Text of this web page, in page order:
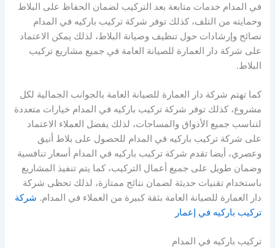
في المدام خدمات متابعة بعد التركيب لضمان الحفاظ على البلاط
وحمايته من التلف، كذلك توفر شركة تركيب باركيه في المدام
نصائح وإرشادات حول تنظيف وصيانة البلاط، لذلك يمكن الاعتماد
على شركة دار العمارة للصيانة العامة في جميع مشاريع تركيب
البلاط.
كما تهتم شركة دار العمارة للصيانة العامة بالجوانب الجمالية لكل
مشروع، كذلك توفر شركة تركيب باركيه في المدام خيارات متعددة
لتناسب جميع الأذواق والمساحات، لذلك يفضل العملاء الاعتماد
على شركة تركيب باركيه في المدام للحصول على بلاط أنيق
وعصري، أيضا تقدم شركة تركيب باركيه في المدام أسعار تنافسية
وضمان طويل على جميع أعمال التركيب، كما يتم تنفيذ المشاريع
باستخدام تقنيات حديثة لضمان نتائج ممتازة، لذلك تحظى شركة
دار العمارة للصيانة العامة بثقة كبيرة من العملاء في المدام. شركة
تركيب باركيه في إعمار
تركيب باركيه في المدام